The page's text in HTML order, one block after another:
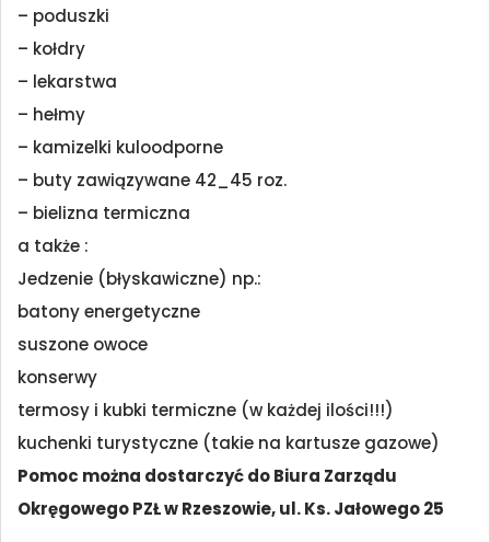
– poduszki
– kołdry
– lekarstwa
– hełmy
– kamizelki kuloodporne
– buty zawiązywane 42_45 roz.
– bielizna termiczna
a także :
Jedzenie (błyskawiczne) np.:
batony energetyczne
suszone owoce
konserwy
termosy i kubki termiczne (w każdej ilości!!!)
kuchenki turystyczne (takie na kartusze gazowe)
Pomoc można dostarczyć do Biura Zarządu
Okręgowego PZŁ w Rzeszowie, ul. Ks. Jałowego 25